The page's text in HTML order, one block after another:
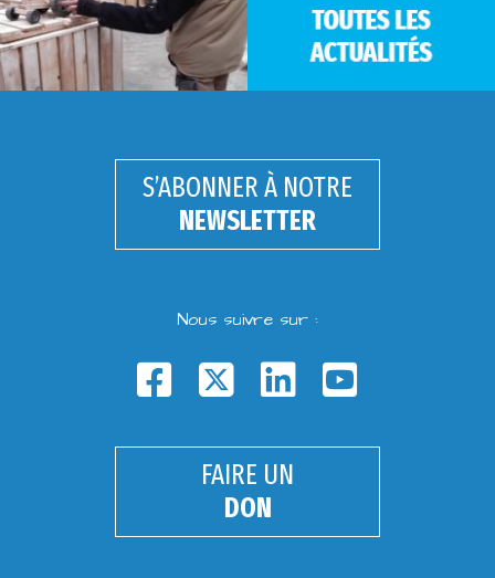
S’ABONNER À NOTRE
NEWSLETTER
Nous suivre sur :
FAIRE UN
DON